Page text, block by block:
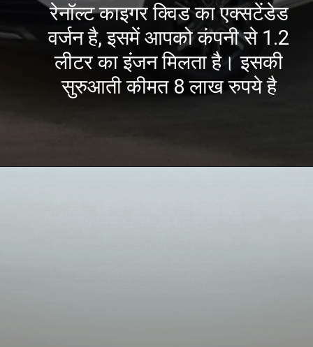
रेनॉल्ट काइगर क्विड का एक्सटेंडेड
वर्जन है, इसमें आपको कंपनी से 1.2
लीटर का इंजन मिलता है। इसकी
सुरुआती कीमत 8 लाख रुपये है